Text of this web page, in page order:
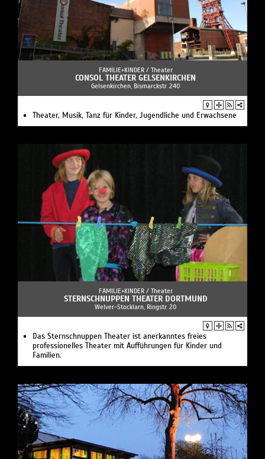
FAMILIE+KINDER / Theater
CONSOL THEATER GELSENKIRCHEN
Gelsenkirchen, Bismarckstr. 240
Theater, Musik, Tanz für Kinder, Jugendliche und Erwachsene
FAMILIE+KINDER / Theater
STERNSCHNUPPEN THEATER DORTMUND
Welver-Stocklarn, Ringstr. 20
Das Sternschnuppen Theater ist anerkanntes freies
professionelles Theater mit Aufführungen für Kinder und
Familien.